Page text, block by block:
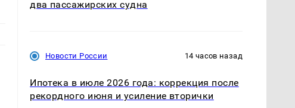
два пассажирских судна
Новости России 14 часов назад
Ипотека в июле 2026 года: коррекция после
рекордного июня и усиление вторички